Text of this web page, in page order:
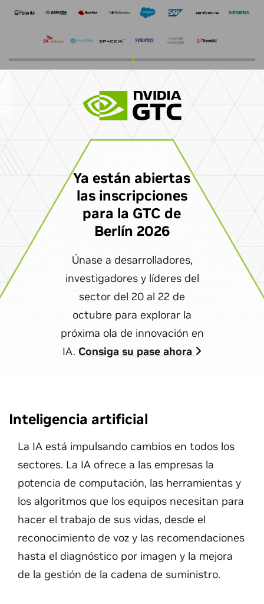
Ya están abiertas
las inscripciones
para la GTC de
Berlín 2026
Únase a desarrolladores,
investigadores y líderes del
sector del 20 al 22 de
octubre para explorar la
próxima ola de innovación en
IA. Consiga su pase ahora
Inteligencia artificial
La IA está impulsando cambios en todos los
sectores. La IA ofrece a las empresas la
potencia de computación, las herramientas y
los algoritmos que los equipos necesitan para
hacer el trabajo de sus vidas, desde el
reconocimiento de voz y las recomendaciones
hasta el diagnóstico por imagen y la mejora
de la gestión de la cadena de suministro.